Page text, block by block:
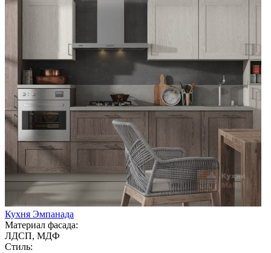
Кухня Эмпанада
Материал фасада:
ЛДСП, МДФ
Стиль: